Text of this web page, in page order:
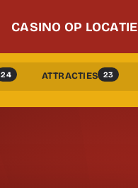
CASINO OP LOCATIE
24 ATTRACTIES 23